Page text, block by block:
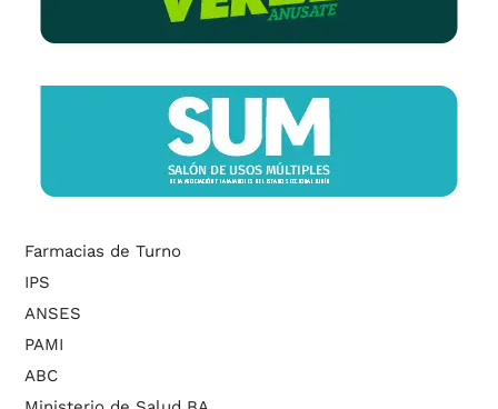
Farmacias de Turno
IPS
ANSES
PAMI
ABC